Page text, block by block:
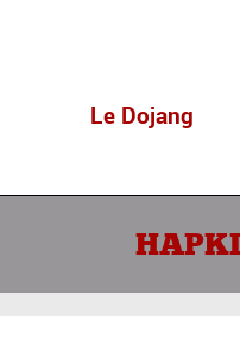
Le Dojang